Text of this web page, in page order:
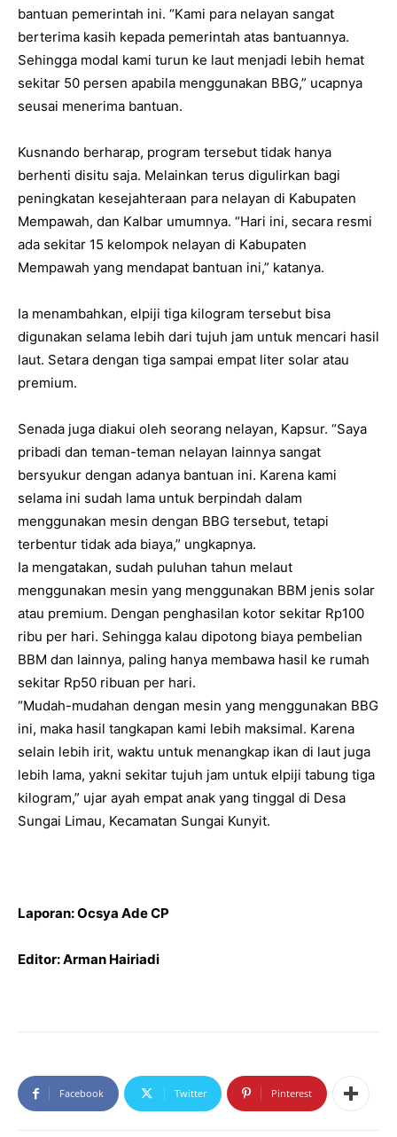
bantuan pemerintah ini. “Kami para nelayan sangat
berterima kasih kepada pemerintah atas bantuannya.
Sehingga modal kami turun ke laut menjadi lebih hemat
sekitar 50 persen apabila menggunakan BBG,” ucapnya
seusai menerima bantuan.
Kusnando berharap, program tersebut tidak hanya
berhenti disitu saja. Melainkan terus digulirkan bagi
peningkatan kesejahteraan para nelayan di Kabupaten
Mempawah, dan Kalbar umumnya. “Hari ini, secara resmi
ada sekitar 15 kelompok nelayan di Kabupaten
Mempawah yang mendapat bantuan ini,” katanya.
Ia menambahkan, elpiji tiga kilogram tersebut bisa
digunakan selama lebih dari tujuh jam untuk mencari hasil
laut. Setara dengan tiga sampai empat liter solar atau
premium.
Senada juga diakui oleh seorang nelayan, Kapsur. “Saya
pribadi dan teman-teman nelayan lainnya sangat
bersyukur dengan adanya bantuan ini. Karena kami
selama ini sudah lama untuk berpindah dalam
menggunakan mesin dengan BBG tersebut, tetapi
terbentur tidak ada biaya,” ungkapnya.
Ia mengatakan, sudah puluhan tahun melaut
menggunakan mesin yang menggunakan BBM jenis solar
atau premium. Dengan penghasilan kotor sekitar Rp100
ribu per hari. Sehingga kalau dipotong biaya pembelian
BBM dan lainnya, paling hanya membawa hasil ke rumah
sekitar Rp50 ribuan per hari.
“Mudah-mudahan dengan mesin yang menggunakan BBG
ini, maka hasil tangkapan kami lebih maksimal. Karena
selain lebih irit, waktu untuk menangkap ikan di laut juga
lebih lama, yakni sekitar tujuh jam untuk elpiji tabung tiga
kilogram,” ujar ayah empat anak yang tinggal di Desa
Sungai Limau, Kecamatan Sungai Kunyit.
Laporan: Ocsya Ade CP
Editor: Arman Hairiadi
Facebook Twitter Pinterest